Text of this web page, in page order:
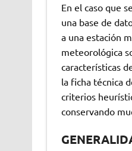
En el caso que
una base de
a una estación
meteorológica
características
la ficha técnica
criterios
conservando